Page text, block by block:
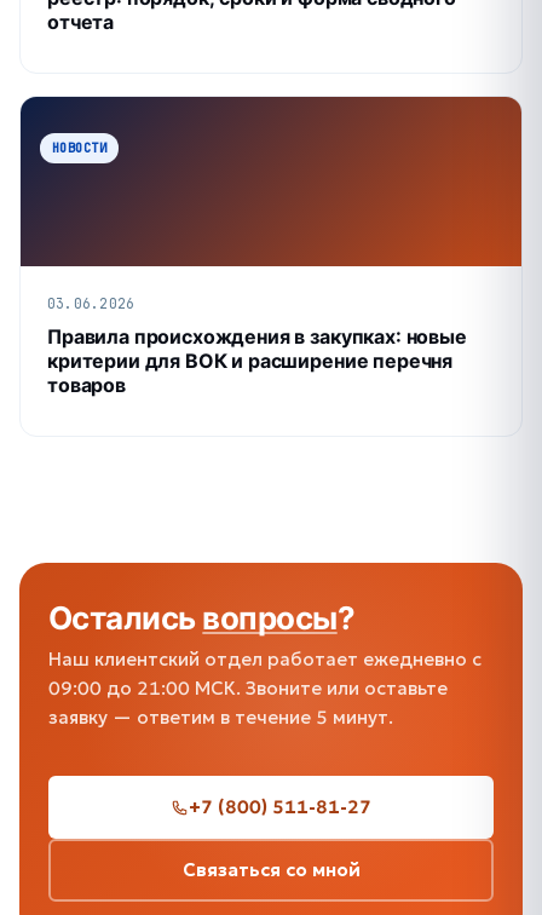
отчета
НОВОСТИ
03.06.2026
Правила происхождения в закупках: новые
критерии для ВОК и расширение перечня
товаров
Осталисьвопросы?
Наш клиентский отдел работает ежедневно с
09:00 до 21:00 МСК. Звоните или оставьте
заявку — ответим в течение 5 минут.
+7 (800) 511-81-27
Связаться со мной